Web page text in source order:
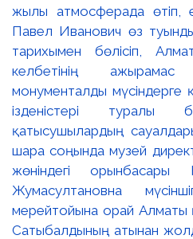
жылы атмосферада өтіп,
Павел Иванович өз
тарихымен бөлісіп,
келбетінің ажырамас
монументалды
ізденістері туралы
қатысушылардың
шара соңында музей
жөніндегі орынбасары
Жумасултановна
мерейтойына орай Алматы
Сатыбалдының атынан